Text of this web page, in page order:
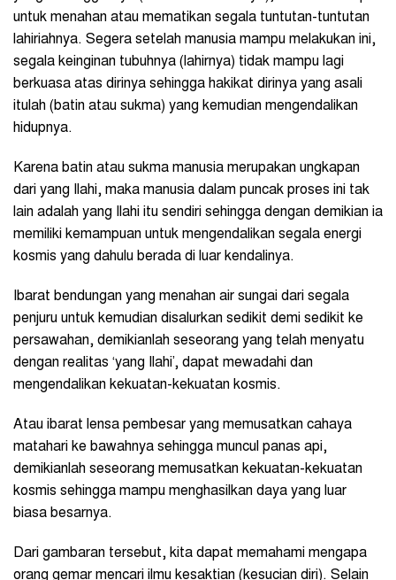
untuk menahan atau mematikan segala tuntutan-tuntutan
lahiriahnya. Segera setelah manusia mampu melakukan ini,
segala keinginan tubuhnya (lahirnya) tidak mampu lagi
berkuasa atas dirinya sehingga hakikat dirinya yang asali
itulah (batin atau sukma) yang kemudian mengendalikan
hidupnya.
Karena batin atau sukma manusia merupakan ungkapan
dari yang Ilahi, maka manusia dalam puncak proses ini tak
lain adalah yang Ilahi itu sendiri sehingga dengan demikian ia
memiliki kemampuan untuk mengendalikan segala energi
kosmis yang dahulu berada di luar kendalinya.
Ibarat bendungan yang menahan air sungai dari segala
penjuru untuk kemudian disalurkan sedikit demi sedikit ke
persawahan, demikianlah seseorang yang telah menyatu
dengan realitas ‘yang Ilahi’, dapat mewadahi dan
mengendalikan kekuatan-kekuatan kosmis.
Atau ibarat lensa pembesar yang memusatkan cahaya
matahari ke bawahnya sehingga muncul panas api,
demikianlah seseorang memusatkan kekuatan-kekuatan
kosmis sehingga mampu menghasilkan daya yang luar
biasa besarnya.
Dari gambaran tersebut, kita dapat memahami mengapa
orang gemar mencari ilmu kesaktian (kesucian diri). Selain